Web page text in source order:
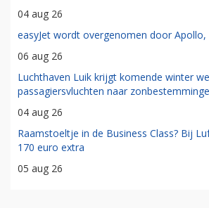
04 aug 26
easyJet wordt overgenomen door
06 aug 26
Luchthaven Luik krijgt komende winter
passagiersvluchten naar
04 aug 26
Raamstoeltje in de Business Class? Bij
170 euro extra
05 aug 26